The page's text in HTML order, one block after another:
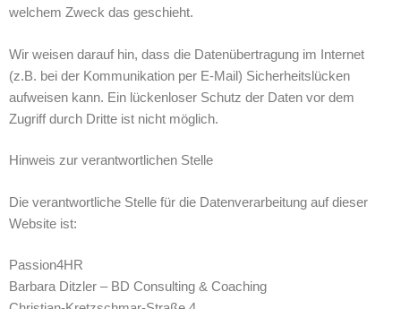
welchem Zweck das geschieht.
Wir weisen darauf hin, dass die Datenübertragung im Internet
(z.B. bei der Kommunikation per E-Mail) Sicherheitslücken
aufweisen kann. Ein lückenloser Schutz der Daten vor dem
Zugriff durch Dritte ist nicht möglich.
Hinweis zur verantwortlichen Stelle
Die verantwortliche Stelle für die Datenverarbeitung auf dieser
Website ist:
Passion4HR
Barbara Ditzler – BD Consulting & Coaching